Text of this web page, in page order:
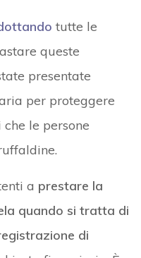
tutte le
queste
presentate
per proteggere
le persone
a prestare la
quando si tratta di
di